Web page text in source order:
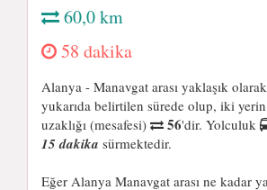
60,0 km
58 dakika
Alanya - Manavgat arası yaklaşık olarak
yukarıda belirtilen sürede olup, iki
uzaklığı (mesafesi)
56'dir. Yolculuk
15 dakika sürmektedir.
Eğer Alanya Manavgat arası ne kadar